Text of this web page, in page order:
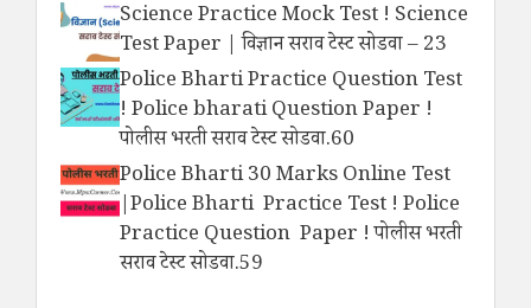
Science Practice Mock Test ! Science
Test Paper | विज्ञान सराव टेस्ट सोडवा – 23
Police Bharti Practice Question Test
! Police bharati Question Paper !
पोलीस भरती सराव टेस्ट सोडवा.60
Police Bharti 30 Marks Online Test
|Police Bharti Practice Test ! Police
Practice Question Paper ! पोलीस भरती
सराव टेस्ट सोडवा.59